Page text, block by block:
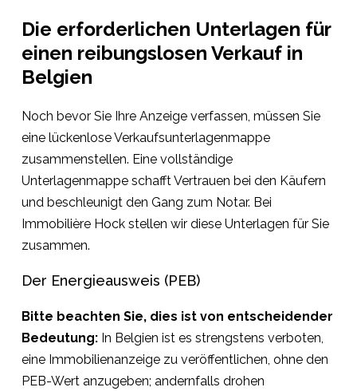
Die erforderlichen Unterlagen für
einen reibungslosen Verkauf in
Belgien
Noch bevor Sie Ihre Anzeige verfassen, müssen Sie
eine lückenlose Verkaufsunterlagenmappe
zusammenstellen. Eine vollständige
Unterlagenmappe schafft Vertrauen bei den Käufern
und beschleunigt den Gang zum Notar. Bei
Immobilière Hock stellen wir diese Unterlagen für Sie
zusammen.
Der Energieausweis (PEB)
Bitte beachten Sie, dies ist von entscheidender
Bedeutung:In Belgien ist es strengstens verboten,
eine Immobilienanzeige zu veröffentlichen, ohne den
PEB-Wert anzugeben; andernfalls drohen